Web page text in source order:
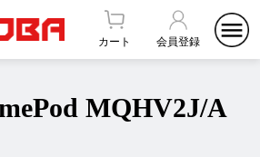
カート 会員登録
MQHV2J/A